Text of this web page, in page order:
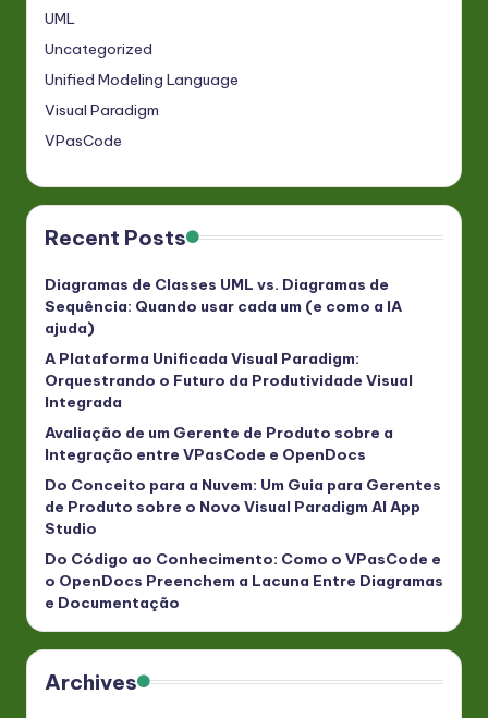
UML
Uncategorized
Unified Modeling Language
Visual Paradigm
VPasCode
Recent Posts
Diagramas de Classes UML vs. Diagramas de
Sequência: Quando usar cada um (e como a IA
ajuda)
A Plataforma Unificada Visual Paradigm:
Orquestrando o Futuro da Produtividade Visual
Integrada
Avaliação de um Gerente de Produto sobre a
Integração entre VPasCode e OpenDocs
Do Conceito para a Nuvem: Um Guia para Gerentes
de Produto sobre o Novo Visual Paradigm AI App
Studio
Do Código ao Conhecimento: Como o VPasCode e
o OpenDocs Preenchem a Lacuna Entre Diagramas
e Documentação
Archives